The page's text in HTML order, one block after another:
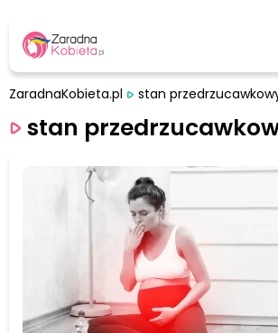
ZaradnaKobieta.pl stan
stan